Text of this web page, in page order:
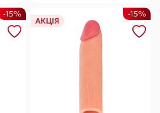
-15%
АКЦІЯ
-15%